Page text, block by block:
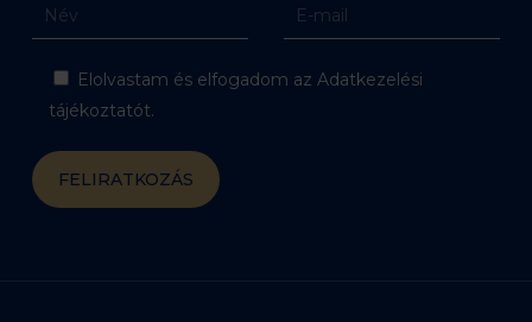
Elolvastam és elfogadom az Adatkezelési
tájékoztatót.